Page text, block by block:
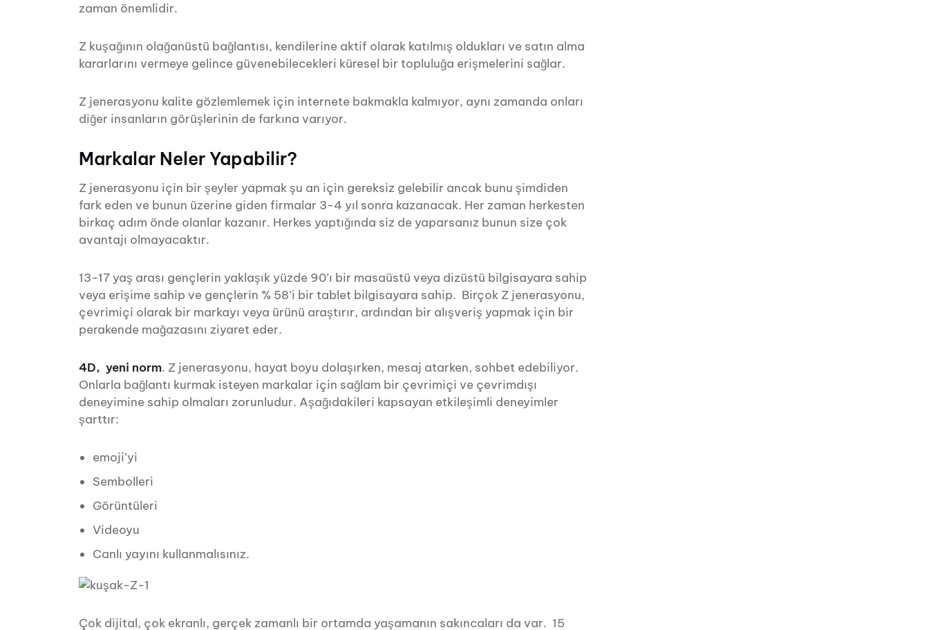
zaman önemlidir.
Z kuşağının olağanüstü bağlantısı, kendilerine aktif olarak katılmış oldukları ve satın alma
kararlarını vermeye gelince güvenebilecekleri küresel bir topluluğa erişmelerini sağlar.
Z jenerasyonu kalite gözlemlemek için internete bakmakla kalmıyor, aynı zamanda onları
diğer insanların görüşlerinin de farkına varıyor.
Markalar Neler Yapabilir?
Z jenerasyonu için bir şeyler yapmak şu an için gereksiz gelebilir ancak bunu şimdiden
fark eden ve bunun üzerine giden firmalar 3-4 yıl sonra kazanacak. Her zaman herkesten
birkaç adım önde olanlar kazanır. Herkes yaptığında siz de yaparsanız bunun size çok
avantajı olmayacaktır.
13-17 yaş arası gençlerin yaklaşık yüzde 90’ı bir masaüstü veya dizüstü bilgisayara sahip
veya erişime sahip ve gençlerin % 58’i bir tablet bilgisayara sahip. Birçok Z jenerasyonu,
çevrimiçi olarak bir markayı veya ürünü araştırır, ardından bir alışveriş yapmak için bir
perakende mağazasını ziyaret eder.
4D, yeni norm. Z jenerasyonu, hayat boyu dolaşırken, mesaj atarken, sohbet edebiliyor.
Onlarla bağlantı kurmak isteyen markalar için sağlam bir çevrimiçi ve çevrimdışı
deneyimine sahip olmaları zorunludur. Aşağıdakileri kapsayan etkileşimli deneyimler
şarttır:
emoji’yi
Sembolleri
Görüntüleri
Videoyu
Canlı yayını kullanmalısınız.
Çok dijital, çok ekranlı, gerçek zamanlı bir ortamda yaşamanın sakıncaları da var. 15